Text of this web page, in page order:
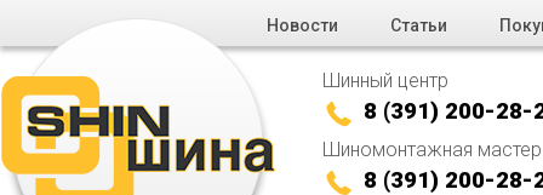
Новости Статьи
Шинный центр
8 (391) 200-28-
Шиномонтажная
8 (391) 200-28-